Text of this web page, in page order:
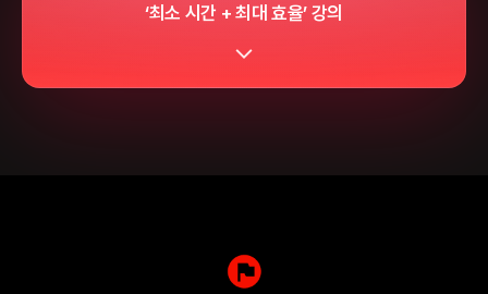
‘최소 시간 + 최대 효율’ 강의